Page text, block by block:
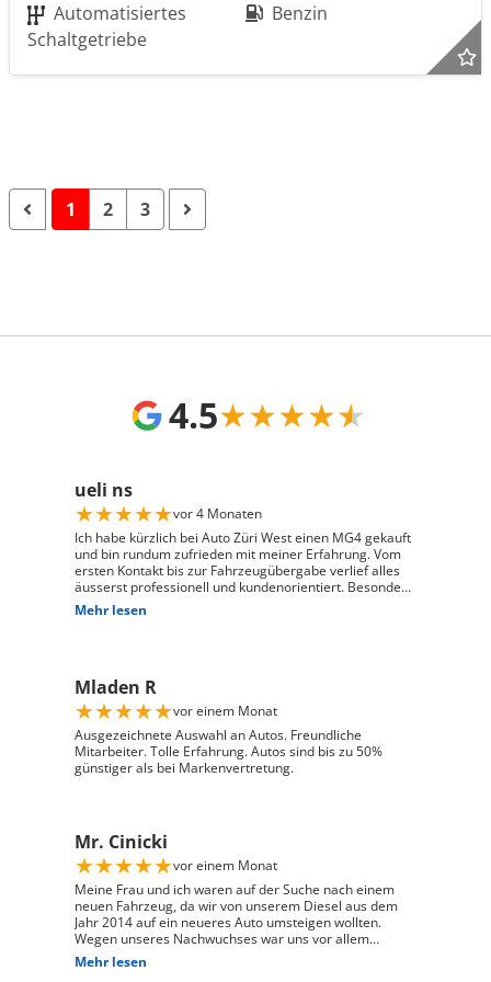
Automatisiertes
Schaltgetriebe
Benzin
1 2 3
4.5★★★★★
ueli ns
★★★★★vor 4 Monaten
Ich habe kürzlich bei Auto Züri West einen MG4 gekauft
und bin rundum zufrieden mit meiner Erfahrung. Vom
ersten Kontakt bis zur Fahrzeugübergabe verlief alles
äusserst professionell und kundenorientiert. Besonders
hervorheben möchte ich die hervorragende Beratung
durch Herrn David Panic. Er hat sich viel Zeit
und engagierte Art hat den gesamten Kaufprozess sehr
angenehm gemacht. Die Abwicklung verlief reibungslos
und zuverlässig, und ich habe mein Fahrzeug genau so
erhalten, wie ich es mir vorgestellt habe. Ich kann Auto
Züri West uneingeschränkt weiterempfehlen und
bedanke mich herzlich für den ausgezeichneten Service
Mehr lesen
Mladen R
★★★★★vor einem Monat
Ausgezeichnete Auswahl an Autos. Freundliche
Mitarbeiter. Tolle Erfahrung. Autos sind bis zu 50%
günstiger als bei Markenvertretung.
Mr. Cinicki
★★★★★vor einem Monat
Meine Frau und ich waren auf der Suche nach einem
neuen Fahrzeug, da wir von unserem Diesel aus dem
Jahr 2014 auf ein neueres Auto umsteigen wollten.
Wegen unseres Nachwuchses war uns vor allem
wichtig, dass genügend Platz für einen Kindersitz
vorhanden ist und das Fahrzeug gut zu unserem Alltag
Mehr lesen